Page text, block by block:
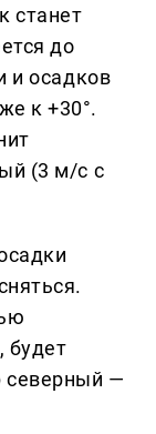
станет
до
и осадков
к +30°.
(3 м/с с
будет
северный —